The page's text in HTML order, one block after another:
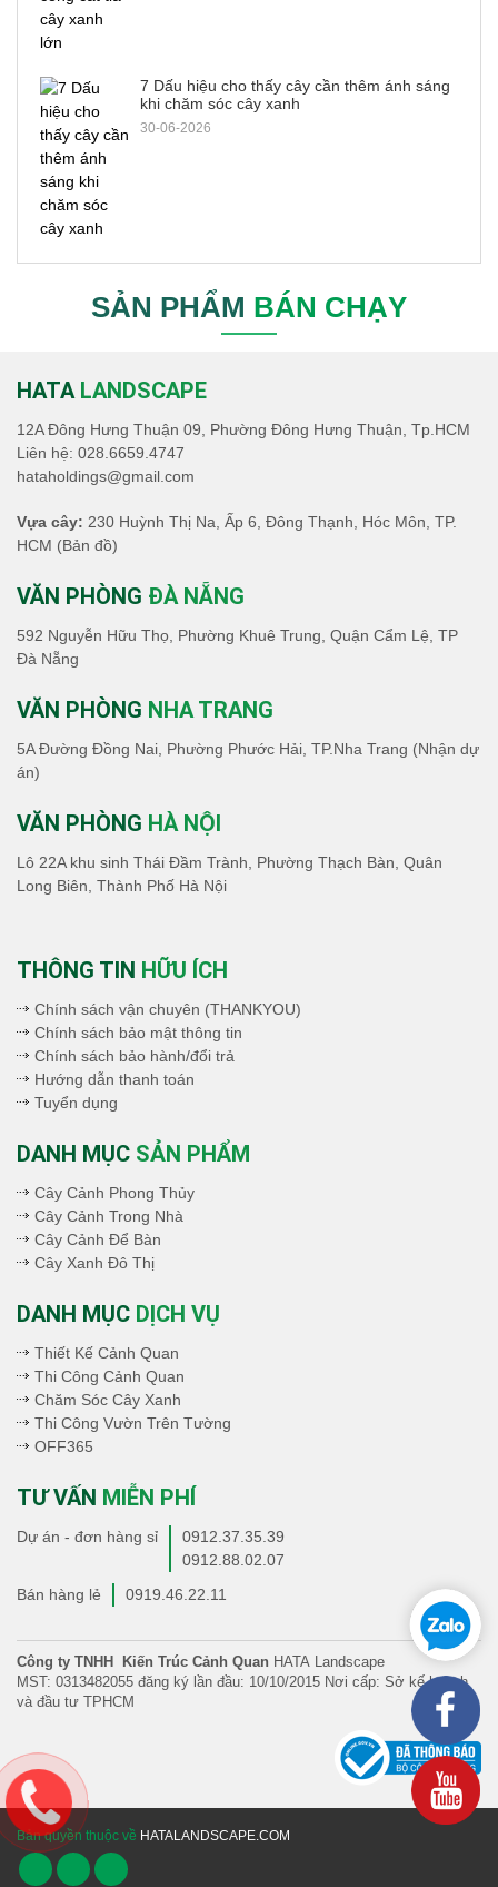
7 Dấu hiệu cho thấy cây cần thêm ánh sáng
khi chăm sóc cây xanh
30-06-2026
SẢN PHẨM BÁN CHẠY
HATA LANDSCAPE
12A Đông Hưng Thuận 09, Phường Đông Hưng Thuận, Tp.HCM
Liên hệ: 028.6659.4747
hataholdings@gmail.com
Vựa cây: 230 Huỳnh Thị Na, Ấp 6, Đông Thạnh, Hóc Môn, TP.
HCM (Bản đồ)
VĂN PHÒNG ĐÀ NẴNG
592 Nguyễn Hữu Thọ, Phường Khuê Trung, Quận Cẩm Lệ, TP
Đà Nẵng
VĂN PHÒNG NHA TRANG
5A Đường Đồng Nai, Phường Phước Hải, TP.Nha Trang (Nhận dự
án)
VĂN PHÒNG HÀ NỘI
Lô 22A khu sinh Thái Đầm Trành, Phường Thạch Bàn, Quân
Long Biên, Thành Phố Hà Nội
THÔNG TIN HỮU ÍCH
Chính sách vận chuyên (THANKYOU)
Chính sách bảo mật thông tin
Chính sách bảo hành/đổi trả
Hướng dẫn thanh toán
Tuyển dụng
DANH MỤC SẢN PHẨM
Cây Cảnh Phong Thủy
Cây Cảnh Trong Nhà
Cây Cảnh Để Bàn
Cây Xanh Đô Thị
DANH MỤC DỊCH VỤ
Thiết Kế Cảnh Quan
Thi Công Cảnh Quan
Chăm Sóc Cây Xanh
Thi Công Vườn Trên Tường
OFF365
TƯ VẤN MIỄN PHÍ
Dự án - đơn hàng sỉ
0912.37.35.39
0912.88.02.07
Bán hàng lẻ
0919.46.22.11
Công ty TNHH Kiến Trúc Cảnh Quan HATA Landscape
MST: 0313482055 đăng ký lần đầu: 10/10/2015 Nơi cấp: Sở kế hoạch
và đầu tư TPHCM
Bản quyền thuộc về HATALANDSCAPE.COM